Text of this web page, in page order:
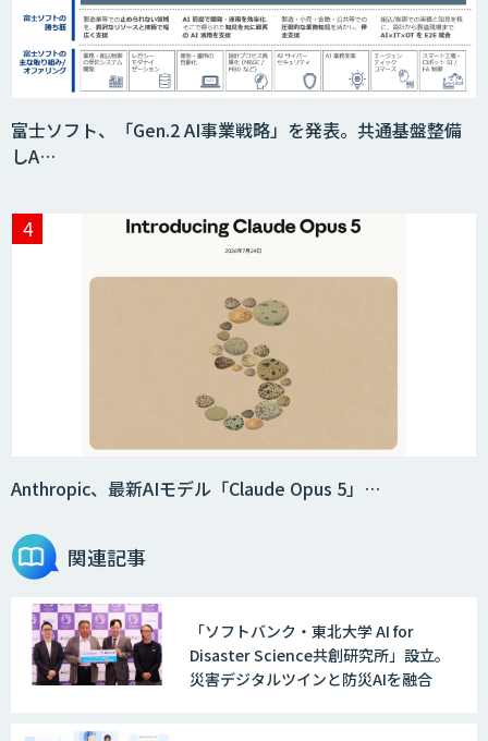
富士ソフト、「Gen.2 AI事業戦略」を発表。共通基盤整備
しA…
Anthropic、最新AIモデル「Claude Opus 5」…
関連記事
「ソフトバンク・東北大学 AI for
Disaster Science共創研究所」設立。
災害デジタルツインと防災AIを融合